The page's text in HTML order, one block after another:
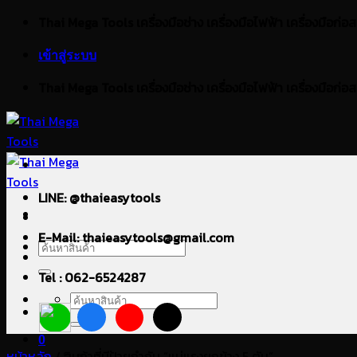
เข้าสู่ระบบ
ค้นหา:
ค้นหา:
0
LINE: @thaieasytools
E-Mail: thaieasytools@gmail.com
Tel : 062-6524287